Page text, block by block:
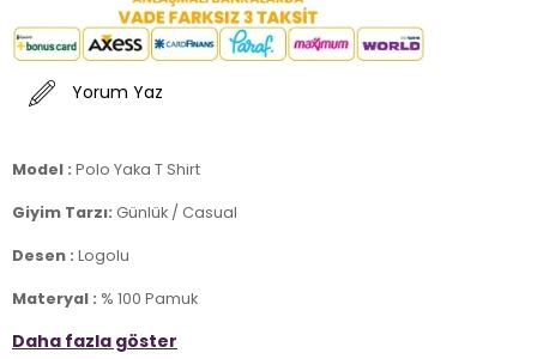
Yorum Yaz
Model : Polo Yaka T Shirt
Giyim Tarzı: Günlük / Casual
Desen : Logolu
Materyal : % 100 Pamuk
Yaka Bilgisi : Düğmeli Polo Yaka
Daha fazla göster